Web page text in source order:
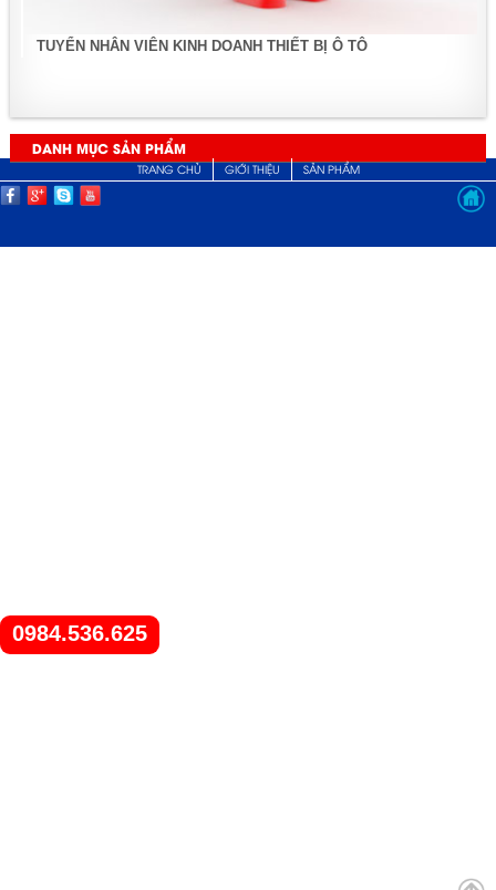
0984.536.625
TUYỂN NHÂN VIÊN KINH DOANH THIẾT BỊ Ô TÔ
DANH MỤC SẢN PHẨM
TRANG CHỦ GIỚI THIỆU SẢN PHẨM